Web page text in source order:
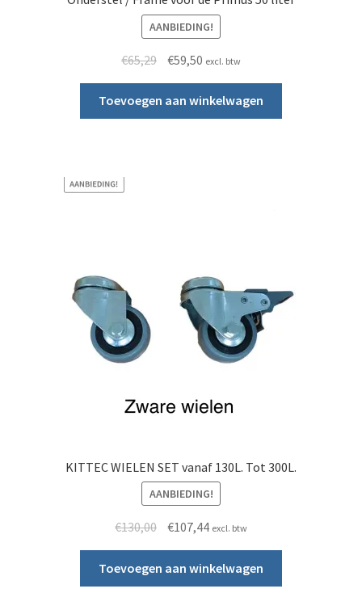
AANBIEDING!
€65,29 Oorspronkelijke prijs was: €65,29.
€59,50Huidige prijs is: €59,50.
excl. btw
Toevoegen aan winkelwagen
KITTEC WIELEN SET vanaf 130L. Tot 300L.
AANBIEDING!
€130,00 Oorspronkelijke prijs was: €130,00.
€107,44Huidige prijs is: €107,44.
excl. btw
Toevoegen aan winkelwagen